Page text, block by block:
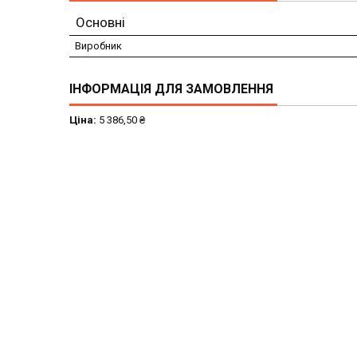
Основні
Виробник
ІНФОРМАЦІЯ ДЛЯ ЗАМОВЛЕННЯ
Ціна: 5 386,50 ₴